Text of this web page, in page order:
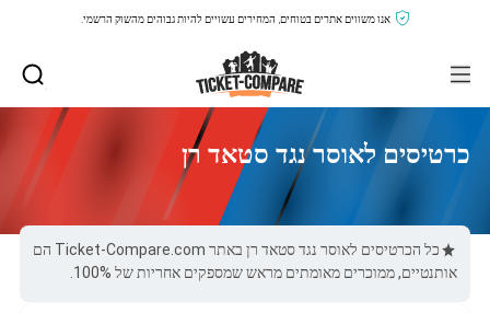
אנו משווים אתרים בטוחים, המחירים עשויים להיות גבוהים מהשוק הרשמי.
כרטיסים לאוסר נגד סטאד רן
כל הכרטיסים לאוסר נגד סטאד רן באתר Ticket-Compare.com הם
אותנטיים, ממוכרים מאומתים מראש שמספקים אחריות של 100%.